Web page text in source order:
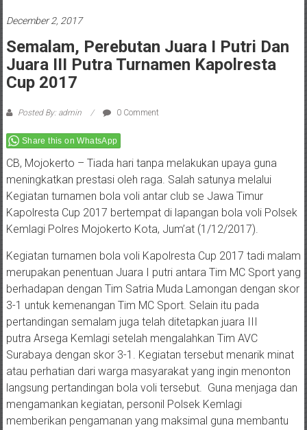
December 2, 2017
Semalam, Perebutan Juara I Putri Dan
Juara III Putra Turnamen Kapolresta
Cup 2017
Posted By: admin 0 Comment
Share this on WhatsApp
CB, Mojokerto – Tiada hari tanpa melakukan upaya guna
meningkatkan prestasi oleh raga. Salah satunya melalui
Kegiatan turnamen bola voli antar club se Jawa Timur
Kapolresta Cup 2017 bertempat di lapangan bola voli Polsek
Kemlagi Polres Mojokerto Kota, Jum’at (1/12/2017).
Kegiatan turnamen bola voli Kapolresta Cup 2017 tadi malam
merupakan penentuan Juara I putri antara Tim MC Sport yang
berhadapan dengan Tim Satria Muda Lamongan dengan skor
3-1 untuk kemenangan Tim MC Sport. Selain itu pada
pertandingan semalam juga telah ditetapkan juara III
putra Arsega Kemlagi setelah mengalahkan Tim AVC
Surabaya dengan skor 3-1. Kegiatan tersebut menarik minat
atau perhatian dari warga masyarakat yang ingin menonton
langsung pertandingan bola voli tersebut. Guna menjaga dan
mengamankan kegiatan, personil Polsek Kemlagi
memberikan pengamanan yang maksimal guna membantu